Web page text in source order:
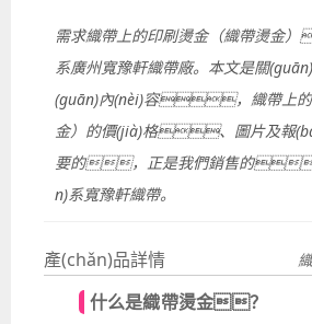
需求織帶上的印刷燙金（織帶燙金
系廣州寬豫軒織帶廠。本文是關
(guān)內(nèi)容，織帶上的
金）的價(jià)格、圖片及報
要的，正是我們銷售的
n)系寬豫軒織帶。
產(chǎn)品詳情
什么是織帶燙金？